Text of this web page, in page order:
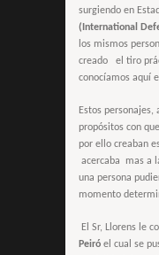
surgiendo en
(International
los mismos
creado el tiro
conocíamos aquí
Estos personajes,
propósitos con
por ello creaban
acercaba mas a
una persona
momento
El Sr, Llorens le
Peiró el cual se